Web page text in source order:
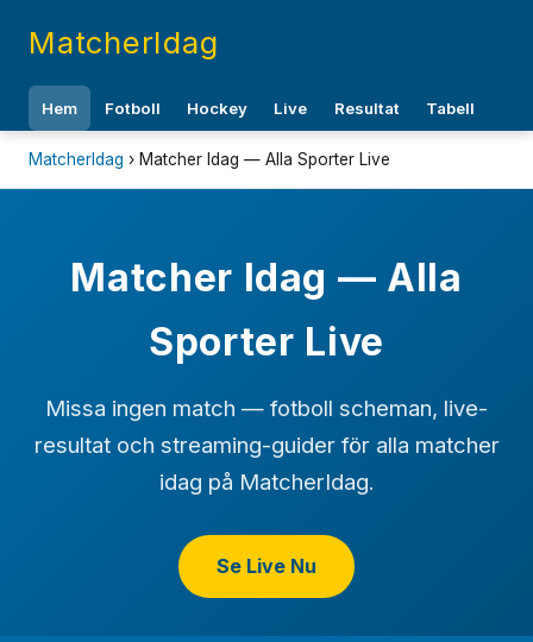
MatcherIdag
Hem Fotboll Hockey Live Resultat Tabell
MatcherIdag › Matcher Idag — Alla Sporter Live
Matcher Idag — Alla
Sporter Live
Missa ingen match — fotboll scheman, live-
resultat och streaming-guider för alla matcher
idag på MatcherIdag.
Se Live Nu